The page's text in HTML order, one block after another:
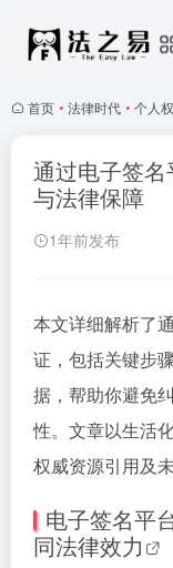
首页 • 法律时代 • 个人
通过电子签
与法律保障
1年前发布
本文详细解析了
证，包括关键步
据，帮助你避免
性。文章以生活
权威资源引用及
电子签名平
同法律效力